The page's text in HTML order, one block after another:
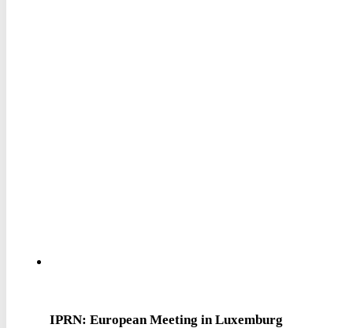
IPRN: European Meeting in Luxemburg